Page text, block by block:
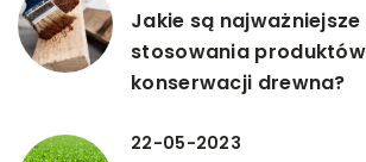
Jakie są
stosowania
konserwacji drewna?
22-05-2023